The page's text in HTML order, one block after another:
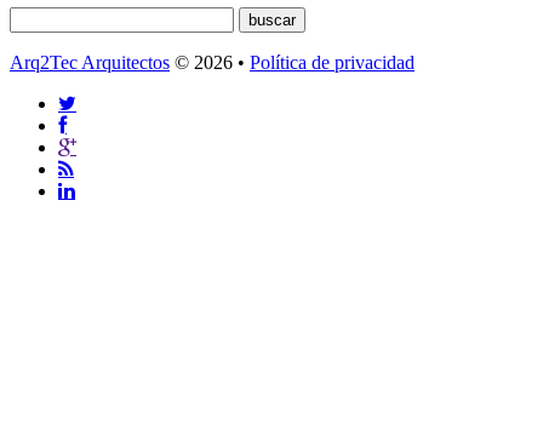
Arq2Tec Arquitectos © 2026 • Política de privacidad